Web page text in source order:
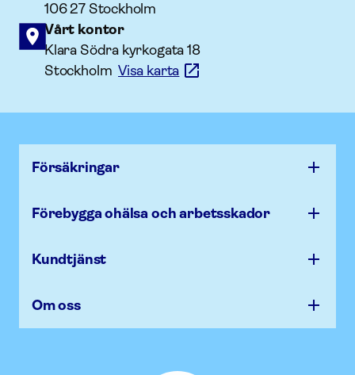
106 27 Stockholm
Vårt kontor
Klara Södra kyrkogata 18
StockholmVisa karta
Försäk­ringar
Förebygga ohälsa och arbets­skador
Kundtjänst
Om oss